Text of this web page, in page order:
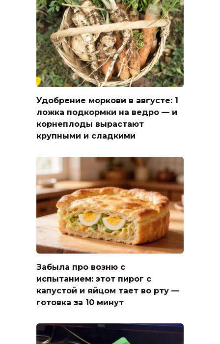
Удобрение моркови в августе: 1
ложка подкормки на ведро — и
корнеплоды вырастают
крупными и сладкими
Забыла про возню с
испытанием: этот пирог с
капустой и яйцом тает во рту —
готовка за 10 минут